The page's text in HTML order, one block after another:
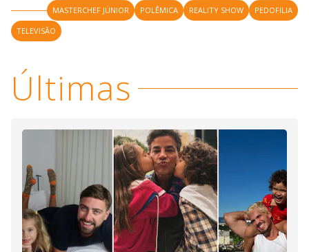
MASTERCHEF JÚNIOR POLÊMICA REALITY SHOW
PEDOFILIA
TELEVISÃO
Últimas